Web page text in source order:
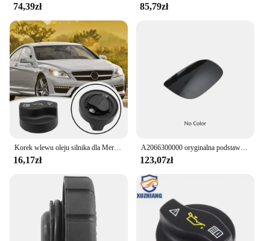
74,39zł 85,79zł
Korek wlewu oleju silnika dla Mercedes Benz C209 W203 W213 X166 00101685 0000101385 0000101585 0000101485
16,17zł
A2066300000 oryginalna podstawa/pokrywa/silnik wlewu paliwa do Mercedes Benz C Class OEM A2067571700 A0008202205
123,07zł